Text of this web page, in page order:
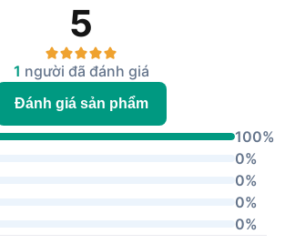
5
1 người đã đánh giá
Đánh giá sản phẩm
100%
0%
0%
0%
0%